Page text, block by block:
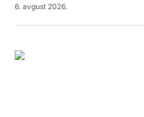
6. avgust 2026.